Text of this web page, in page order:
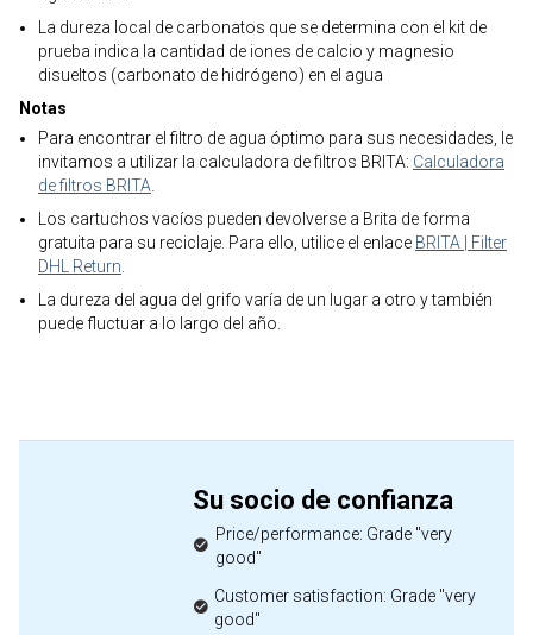
La dureza local de carbonatos que se determina con el kit de
prueba indica la cantidad de iones de calcio y magnesio
disueltos (carbonato de hidrógeno) en el agua
Notas
Para encontrar el filtro de agua óptimo para sus necesidades, le
invitamos a utilizar la calculadora de filtros BRITA: Calculadora
de filtros BRITA
Los cartuchos vacíos pueden devolverse a Brita de forma
gratuita para su reciclaje. Para ello, utilice el enlace BRITA | Filter
DHL Return
La dureza del agua del grifo varía de un lugar a otro y también
puede fluctuar a lo largo del año.
Su socio de confianza
Price/performance: Grade "very
good"
Customer satisfaction: Grade "very
good"